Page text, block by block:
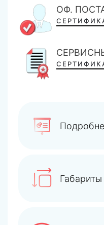
ОФ.